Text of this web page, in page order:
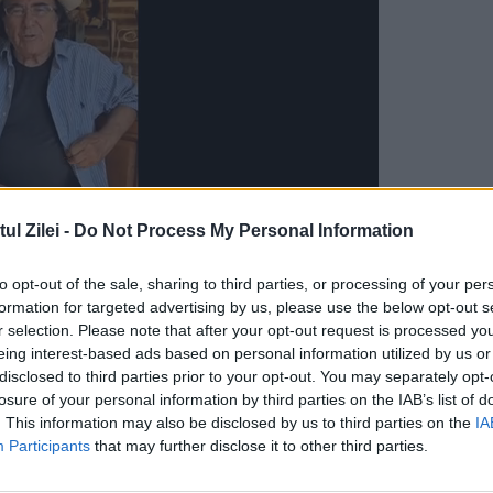
Zilei - Do Not Process My Personal Information
opt-out of the sale, sharing to third parties, or processing of your
for targeted advertising by us, please use the below opt-out
selection. Please note that after your opt-out request is processed
interest-based ads based on personal information utilized by us
to third parties prior to your opt-out. You may separately
of your personal information by third parties on the IAB’s list of
This information may also be disclosed by us to third parties on the
Participants that may further disclose it to other third parties.
întoarce în apă pentru a respira și pentru a-
hrănesc cu miriapode, păianjeni, lăcuste
dermice filiforme, care îi atârnă în partea
unde formează o încâlcitură păroasă, ce
ajungand până o lungine de 10-15 cm.